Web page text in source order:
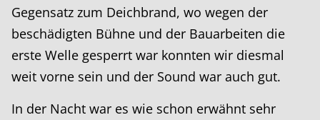
Gegensatz zum Deichbrand, wo wegen der
beschädigten Bühne und der Bauarbeiten die
erste Welle gesperrt war konnten wir diesmal
weit vorne sein und der Sound war auch gut.
In der Nacht war es wie schon erwähnt sehr